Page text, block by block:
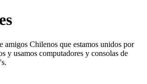
amigos Chilenos que estamos unidos por
y usamos computadores y consolas de